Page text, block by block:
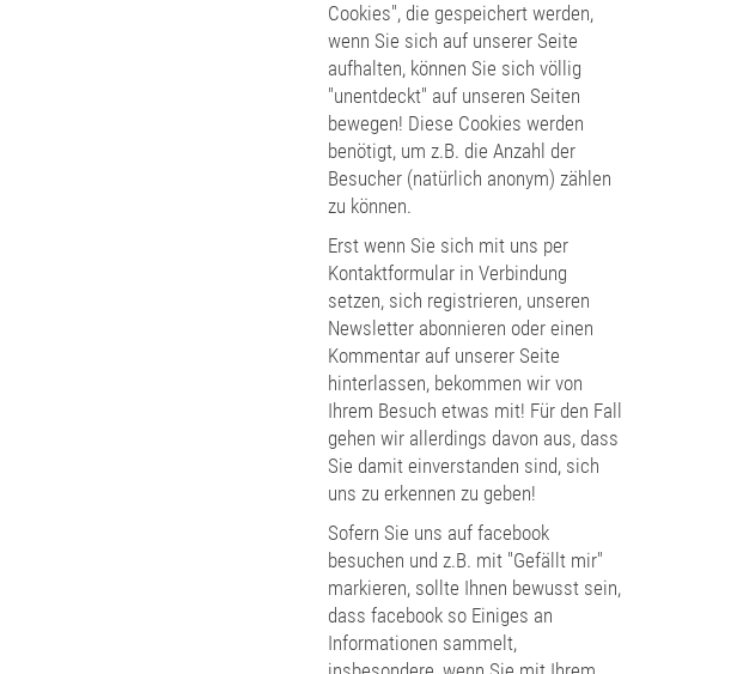
Cookies", die gespeichert werden,
wenn Sie sich auf unserer Seite
aufhalten, können Sie sich völlig
"unentdeckt" auf unseren Seiten
bewegen! Diese Cookies werden
benötigt, um z.B. die Anzahl der
Besucher (natürlich anonym) zählen
zu können.
Erst wenn Sie sich mit uns per
Kontaktformular in Verbindung
setzen, sich registrieren, unseren
Newsletter abonnieren oder einen
Kommentar auf unserer Seite
hinterlassen, bekommen wir von
Ihrem Besuch etwas mit! Für den Fall
gehen wir allerdings davon aus, dass
Sie damit einverstanden sind, sich
uns zu erkennen zu geben!
Sofern Sie uns auf facebook
besuchen und z.B. mit "Gefällt mir"
markieren, sollte Ihnen bewusst sein,
dass facebook so Einiges an
Informationen sammelt,